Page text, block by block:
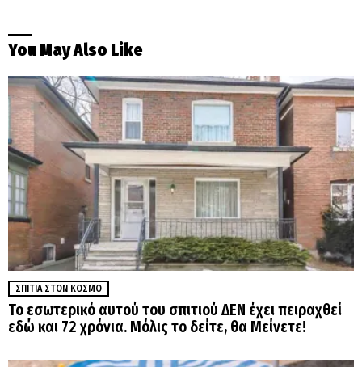
You May Also Like
ΣΠΊΤΙΑ ΣΤΟΝ ΚΌΣΜΟ
Το εσωτερικό αυτού του σπιτιού ΔΕΝ έχει πειραχθεί
εδώ και 72 χρόνια. Μόλις το δείτε, θα Μείνετε!